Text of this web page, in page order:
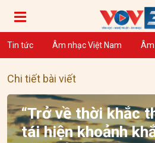
Tin tức Âm nhạc Việt Nam Âm
Chi tiết bài viết
“Trở về thời khắc
tái hiện khoảnh